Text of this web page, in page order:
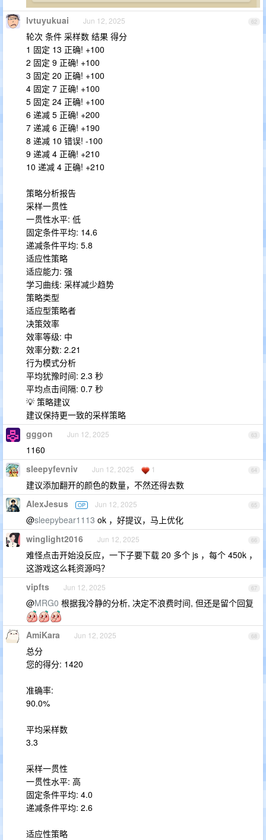
62
lvtuyukuai Jun 12, 2025
轮次 条件 采样数 结果 得分
1 固定 13 正确! +100
2 固定 9 正确! +100
3 固定 20 正确! +100
4 固定 7 正确! +100
5 固定 24 正确! +100
6 递减 5 正确! +200
7 递减 6 正确! +190
8 递减 10 错误! -100
9 递减 4 正确! +210
10 递减 4 正确! +210
策略分析报告
采样一贯性
一贯性水平: 低
固定条件平均: 14.6
递减条件平均: 5.8
适应性策略
适应能力: 强
学习曲线: 采样减少趋势
策略类型
适应型策略者
决策效率
效率等级: 中
效率分数: 2.21
行为模式分析
平均犹豫时间: 2.3 秒
平均点击间隔: 0.7 秒
💡 策略建议
建议保持更一致的采样策略
63
gggon Jun 12, 2025
1160
64
sleepyfevniv Jun 12, 2025 1
建议添加翻开的颜色的数量，不然还得去数
65
AlexJesus OP Jun 12, 2025
@sleepybear1113 ok ，好提议，马上优化
66
winglight2016 Jun 12, 2025
难怪点击开始没反应，一下子要下载 20 多个 js ，每个 450k ，
这游戏这么耗资源吗？
67
vipfts Jun 12, 2025
@MRG0 根据我冷静的分析, 决定不浪费时间, 但还是留个回复
68
AmiKara Jun 12, 2025
总分
您的得分: 1420
准确率:
90.0%
平均采样数
3.3
采样一贯性
一贯性水平: 高
固定条件平均: 4.0
递减条件平均: 2.6
适应性策略